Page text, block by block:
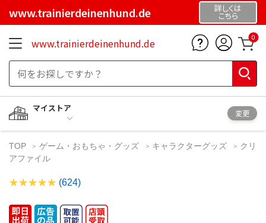
www.trainierdeinenhund.de 詳しくは
こちら
www.trainierdeinenhund.de 0
マイストア
変更
TOP ゲーム・おもちゃ・グッズ キャラクターグッズ
クリ
アファイル
(624)